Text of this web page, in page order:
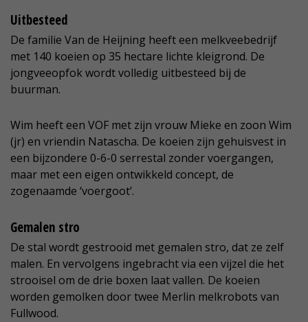
Uitbesteed
De familie Van de Heijning heeft een melkveebedrijf
met 140 koeien op 35 hectare lichte kleigrond. De
jongveeopfok wordt volledig uitbesteed bij de
buurman.
Wim heeft een VOF met zijn vrouw Mieke en zoon Wim
(jr) en vriendin Natascha. De koeien zijn gehuisvest in
een bijzondere 0-6-0 serrestal zonder voergangen,
maar met een eigen ontwikkeld concept, de
zogenaamde ‘voergoot’.
Gemalen stro
De stal wordt gestrooid met gemalen stro, dat ze zelf
malen. En vervolgens ingebracht via een vijzel die het
strooisel om de drie boxen laat vallen. De koeien
worden gemolken door twee Merlin melkrobots van
Fullwood.